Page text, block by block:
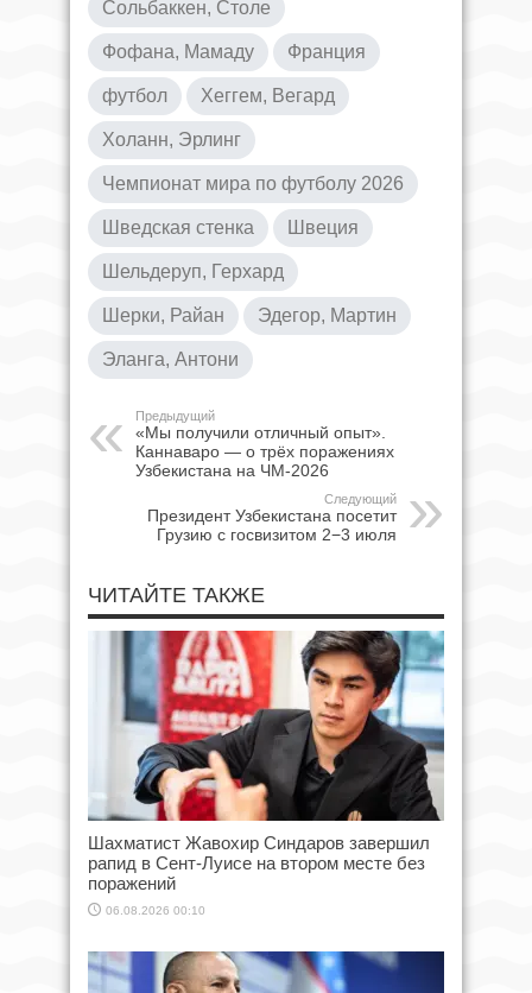
Сольбаккен, Столе
Фофана, Мамаду Франция
футбол Хеггем, Вегард
Холанн, Эрлинг
Чемпионат мира по футболу 2026
Шведская стенка Швеция
Шельдеруп, Герхард
Шерки, Райан Эдегор, Мартин
Эланга, Антони
Предыдущий
«Мы получили отличный опыт».
Каннаваро — о трёх поражениях
Узбекистана на ЧМ-2026
Следующий
Президент Узбекистана посетит
Грузию с госвизитом 2−3 июля
ЧИТАЙТЕ ТАКЖЕ
Шахматист Жавохир Синдаров завершил
рапид в Сент-Луисе на втором месте без
поражений
06.08.2026 00:10